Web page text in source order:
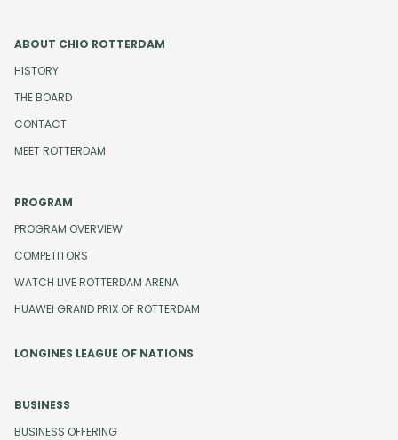
ABOUT CHIO ROTTERDAM
HISTORY
THE BOARD
CONTACT
MEET ROTTERDAM
PROGRAM
PROGRAM OVERVIEW
COMPETITORS
WATCH LIVE ROTTERDAM ARENA
HUAWEI GRAND PRIX OF ROTTERDAM
LONGINES LEAGUE OF NATIONS
BUSINESS
BUSINESS OFFERING